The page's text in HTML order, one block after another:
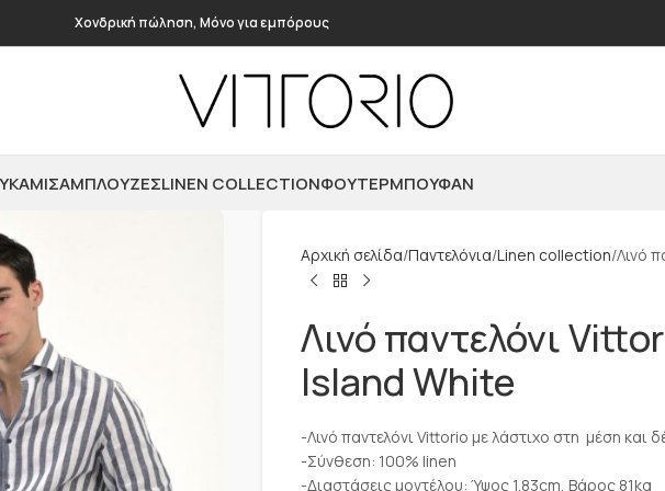
Χονδρική πώληση, Μόνο για εμπόρους
ΜΠΛΟΎΖΕΣLINEN COLLECTIONΦΟΎΤΕΡΜΠΟΥΦΆΝ
Αρχική σελίδα Παντελόνια Linen collection Λινό
Λινό παντελόνι
Island White
-Λινό παντελόνι Vittorio με λάστιχο στη μέση και
-Σύνθεση: 100% linen
-Διαστάσεις μοντέλου: Ύψος 1.83cm, Βάρος 81kg